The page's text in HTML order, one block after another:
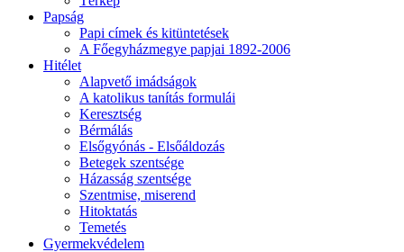
Papság
Papi címek és kitüntetések
A Főegyházmegye papjai 1892-2006
Hitélet
Alapvető imádságok
A katolikus tanítás formulái
Keresztség
Bérmálás
Elsőgyónás - Elsőáldozás
Betegek szentsége
Házasság szentsége
Szentmise, miserend
Hitoktatás
Temetés
Gyermekvédelem